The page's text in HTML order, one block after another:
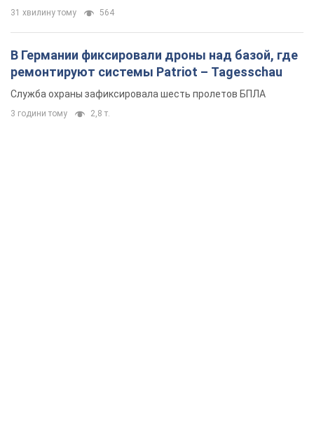
31 хвилину тому 564
В Германии фиксировали дроны над базой, где
ремонтируют системы Patriot – Tagesschau
Служба охраны зафиксировала шесть пролетов БПЛА
3 години тому 2,8 т.